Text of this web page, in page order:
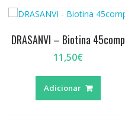
DRASANVI – Biotina 45comp
11,50€
Adicionar